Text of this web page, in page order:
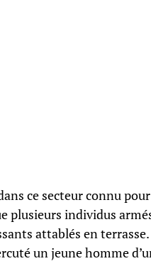
ce secteur connu
plusieurs individus
attablés en terrasse.
un jeune homme